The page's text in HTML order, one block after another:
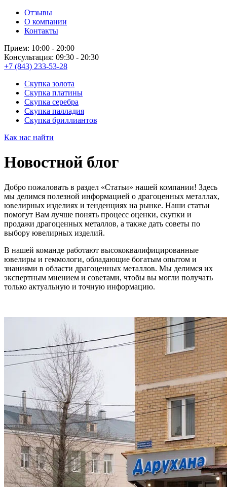
Отзывы
О компании
Контакты
Прием: 10:00 - 20:00
Консультация: 09:30 - 20:30
+7 (843) 233-53-28
Скупка золота
Скупка платины
Скупка серебра
Скупка палладия
Скупка бриллиантов
Как нас найти
Новостной блог
Добро пожаловать в раздел «Статьи» нашей компании! Здесь
мы делимся полезной информацией о драгоценных металлах,
ювелирных изделиях и тенденциях на рынке. Наши статьи
помогут Вам лучше понять процесс оценки, скупки и
продажи драгоценных металлов, а также дать советы по
выбору ювелирных изделий.
В нашей команде работают высококвалифицированные
ювелиры и геммологи, обладающие богатым опытом и
знаниями в области драгоценных металлов. Мы делимся их
экспертным мнением и советами, чтобы вы могли получать
только актуальную и точную информацию.